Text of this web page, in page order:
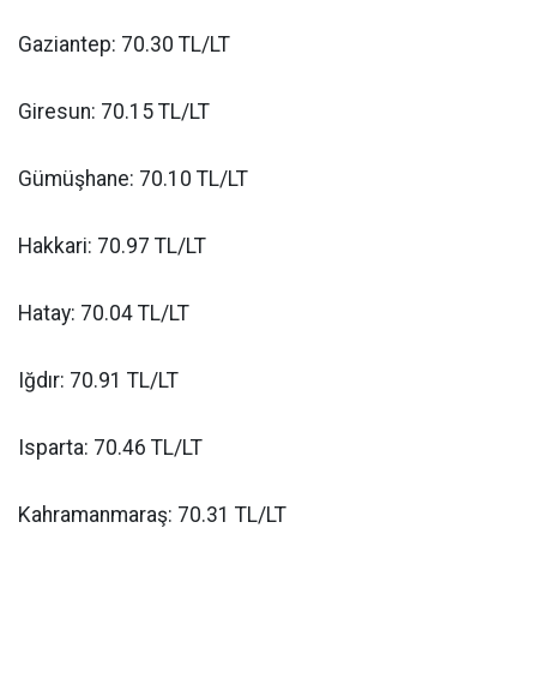
Gaziantep: 70.30 TL/LT
Giresun: 70.15 TL/LT
Gümüşhane: 70.10 TL/LT
Hakkari: 70.97 TL/LT
Hatay: 70.04 TL/LT
Iğdır: 70.91 TL/LT
Isparta: 70.46 TL/LT
Kahramanmaraş: 70.31 TL/LT